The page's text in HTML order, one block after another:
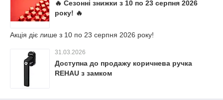
🔥 Сезонні знижки з 10 по 23 серпня 2026
року! 🔥
Акція діє лише з 10 по 23 серпня 2026 року!
31.03.2026
Доступна до продажу коричнева ручка
REHAU з замком